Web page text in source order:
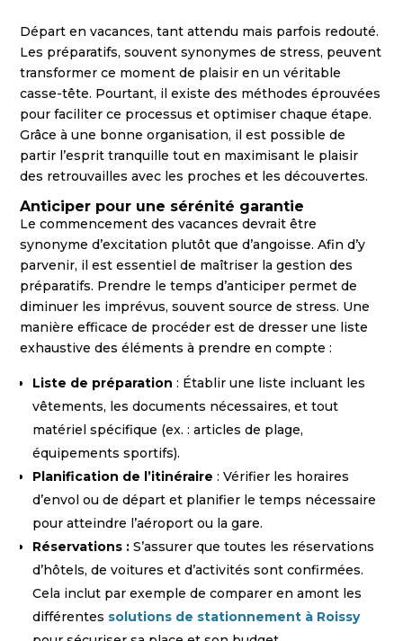
Départ en vacances, tant attendu mais parfois redouté.
Les préparatifs, souvent synonymes de stress, peuvent
transformer ce moment de plaisir en un véritable
casse-tête. Pourtant, il existe des méthodes éprouvées
pour faciliter ce processus et optimiser chaque étape.
Grâce à une bonne organisation, il est possible de
partir l’esprit tranquille tout en maximisant le plaisir
des retrouvailles avec les proches et les découvertes.
Anticiper pour une sérénité garantie
Le commencement des vacances devrait être
synonyme d’excitation plutôt que d’angoisse. Afin d’y
parvenir, il est essentiel de maîtriser la gestion des
préparatifs. Prendre le temps d’anticiper permet de
diminuer les imprévus, souvent source de stress. Une
manière efficace de procéder est de dresser une liste
exhaustive des éléments à prendre en compte :
Liste de préparation : Établir une liste incluant les
vêtements, les documents nécessaires, et tout
matériel spécifique (ex. : articles de plage,
équipements sportifs).
Planification de l’itinéraire : Vérifier les horaires
d’envol ou de départ et planifier le temps nécessaire
pour atteindre l’aéroport ou la gare.
Réservations : S’assurer que toutes les réservations
d’hôtels, de voitures et d’activités sont confirmées.
Cela inclut par exemple de comparer en amont les
différentes solutions de stationnement à Roissy